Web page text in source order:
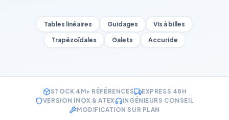
Tables linéaires Guidages Vis à billes
Trapézoïdales Galets Accuride
STOCK 4M+ RÉFÉRENCES
EXPRESS 48H
VERSION INOX & ATEX
INGÉNIEURS CONSEIL
MODIFICATION SUR PLAN